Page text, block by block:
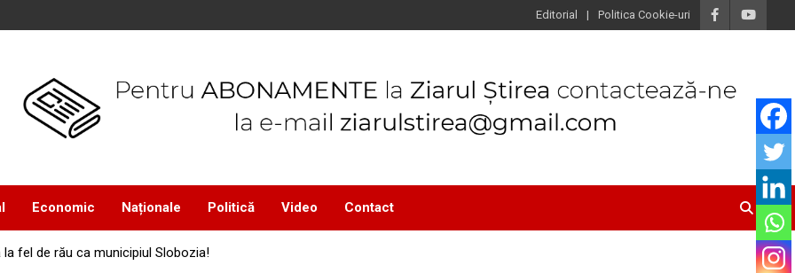
Editorial Politica Cookie-uri
Economic Naționale Politică Video Contact
fel de rău ca municipiul Slobozia!